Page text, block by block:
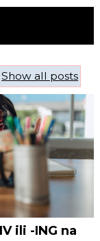
Show all posts
ili -ING na